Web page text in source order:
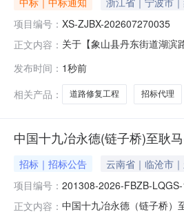
项目编号： XS-ZJBX-202607270035
正文内容： 关于【象山县丹东街道湖滨
县丹东街道湖滨路道路修
发布时间： 1秒前
相关产品：
道路修复工程 招标代理
中国十九冶永德(链子桥)至耿
招标｜招标公告 云南省｜临沧市
项目编号： 201308-2026-FBZB-
正文内容： 中国十九冶永德（链子桥）